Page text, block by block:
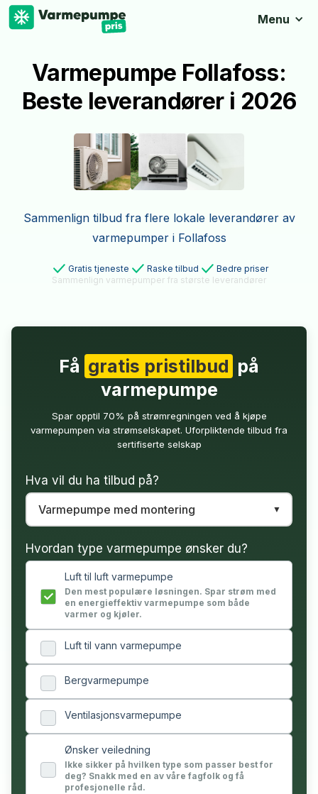
Menu
Varmepumpe Follafoss:
Beste leverandører i 2026
Sammenlign tilbud fra flere lokale leverandører av
varmepumper i Follafoss
Gratis tjeneste Raske tilbud
Bedre priser
Sammenlign varmepumper fra største leverandører
Få gratis pristilbud på
varmepumpe
Spar opptil 70% på strømregningen ved å kjøpe
varmepumpen via strømselskapet. Uforpliktende tilbud fra
sertifiserte selskap
Hva vil du ha tilbud på?
Hvordan type varmepumpe ønsker du?
Luft til luft varmepumpe
Den mest populære løsningen. Spar strøm med
en energieffektiv varmepumpe som både
varmer og kjøler.
Luft til vann varmepumpe
Bergvarmepumpe
Ventilasjonsvarmepumpe
Ønsker veiledning
Ikke sikker på hvilken type som passer best for
deg? Snakk med en av våre fagfolk og få
profesjonelle råd.